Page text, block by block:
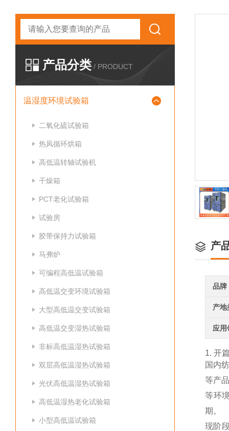
产品分类 / PRODUCT
温湿度环境试验箱
二氧化硫试验箱
热风循环烘箱
高低温转轴试验机
干燥箱
PCT老化试验箱
试验房
胶带保持力试验箱
马弗炉
可编程高低温试验箱
高低温交变环境试验箱
大型高低温交变试验箱
高低温交变湿热试验箱
非标高低温湿热试验箱
双层高低温湿热试验箱
光伏高低温湿热试验箱
高低温湿热老化试验箱
小型高低温试验箱
产
品牌
产地
应用
1. 开
国内
等产
等环
期。
现阶